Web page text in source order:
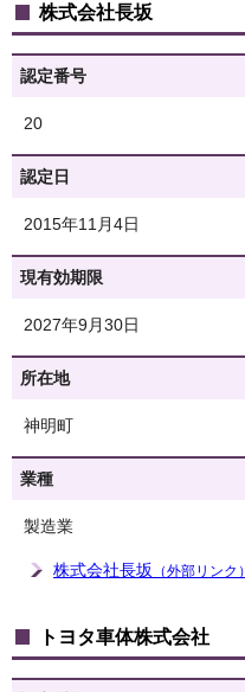
株式会社長坂
認定番号
20
認定日
2015年11月4日
現有効期限
2027年9月30日
所在地
神明町
業種
製造業
株式会社長坂 （外部リンク）
トヨタ車体株式会社